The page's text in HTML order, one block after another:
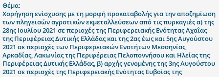
Θέμα:
Χορήγηση ενίσχυσης με τη μορφή προκαταβολής για την αποζημίωση
των πληγεισών αγροτικών εκμεταλλεύσεων από τις πυρκαγιές α) της
28ης Ιουλίου 2021 σε περιοχές της Περιφερειακής Ενότητας Αχαΐας
της Περιφέρειας Δυτικής Ελλάδας και της 2ας έως και 5ης Αυγούστου
2021 σε περιοχές των Περιφερειακών Ενοτήτων Μεσσηνίας,
Αρκαδίας, Λακωνίας της Περιφέρειας Πελοποννήσου και Ηλείας της
Περιφέρειας Δυτικής Ελλάδας, β) αρχής γενομένης της 3ης Αυγούστου
2021 σε περιοχές της Περιφερειακής Ενότητας Ευβοίας της